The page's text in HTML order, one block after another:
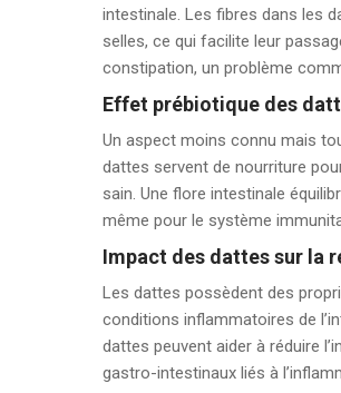
intestinale. Les fibres dans les
selles, ce qui facilite leur
constipation, un problème
Effet prébiotique des
Un aspect moins connu mais
dattes servent de nourriture
sain. Une flore intestinale
même pour le système
Impact des dattes sur la
Les dattes possèdent des
conditions inflammatoires de
dattes peuvent aider à réduire
gastro-intestinaux liés à